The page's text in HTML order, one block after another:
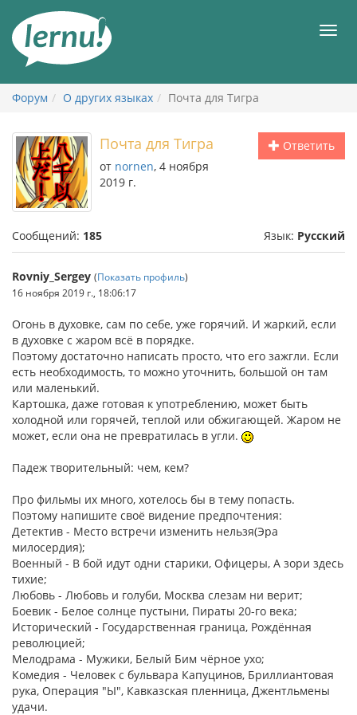
содержанию
Форум О других языках Почта для Тигра
Ответить
Почта для Тигра
от nornen, 4 ноября
2019 г.
Сообщений: 185 Язык: Русский
Rovniy_Sergey (Показать профиль)
16 ноября 2019 г., 18:06:17
Огонь в духовке, сам по себе, уже горячий. И жаркий, если
в духовке с жаром всё в порядке.
Поэтому достаточно написать просто, что его зажгли. Если
есть необходимость, то можно уточнить, большой он там
или маленький.
Картошка, даже готовая к употреблению, может быть
холодной или горячей, теплой или обжигающей. Жаром не
может, если она не превратилась в угли.
Падеж творительный: чем, кем?
Про фильмы их много, хотелось бы в тему попасть.
Поэтому напишите своё видение предпочтения:
Детектив - Место встречи изменить нельзя(Эра
милосердия);
Военный - В бой идут одни старики, Офицеры, А зори здесь
тихие;
Любовь - Любовь и голуби, Москва слезам ни верит;
Боевик - Белое солнце пустыни, Пираты 20-го века;
Исторический - Государственная граница, Рождённая
революцией;
Мелодрама - Мужики, Белый Бим чёрное ухо;
Комедия - Человек с бульвара Капуцинов, Бриллиантовая
рука, Операция "Ы", Кавказская пленница, Джентльмены
удачи.